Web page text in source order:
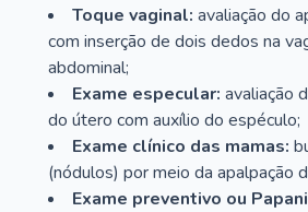
Toque vaginal: avaliação do
com inserção de dois dedos na
abdominal;
Exame especular: avaliação
do útero com auxílio do espéculo;
Exame clínico das mamas:
(nódulos) por meio da apalpação
Exame preventivo ou